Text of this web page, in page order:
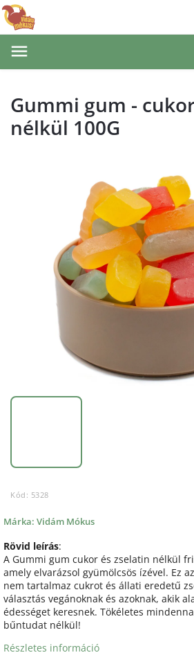
Gummi gum -
nélkül 100G
Kód: 5328
Márka: Vidám Mókus
Rövid leírás:
A Gummi gum cukor és zselatin nélkül
amely elvarázsol gyümölcsös ízével. Ez
nem tartalmaz cukrot és állati eredetű
választás vegánoknak és azoknak, akik
édességet keresnek. Tökéletes
bűntudat nélkül!
Részletes információ